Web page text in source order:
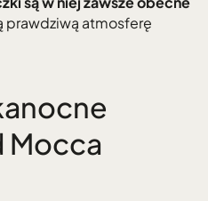
prawdziwą atmosferę
Mocca